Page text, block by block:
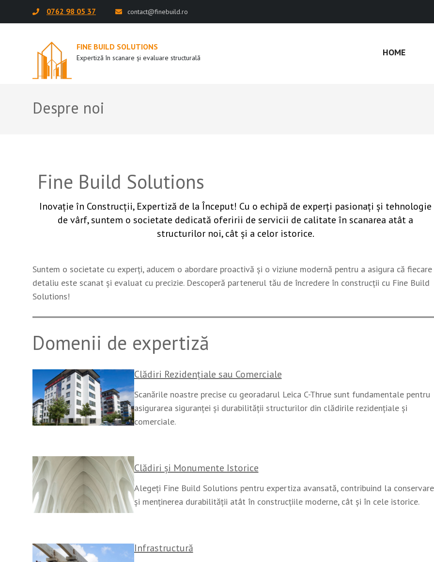
0762 98 05 37 contact@finebuild.ro
FINE BUILD SOLUTIONS
Expertiză în scanare și evaluare structurală HOME
Despre noi
Fine Build Solutions
Inovație în Construcții, Expertiză de la Început! Cu o echipă de experți pasionați și tehnologie
de vârf, suntem o societate dedicată oferirii de servicii de calitate în scanarea atât a
structurilor noi, cât și a celor istorice.
Suntem o societate cu experți, aducem o abordare proactivă și o viziune modernă pentru a asigura că fiecare
detaliu este scanat și evaluat cu precizie. Descoperă partenerul tău de încredere în construcții cu Fine Build
Solutions!
Domenii de expertiză
Clădiri Rezidențiale sau Comerciale
Scanările noastre precise cu georadarul Leica C-Thrue sunt fundamentale pentru
asigurarea siguranței și durabilității structurilor din clădirile rezidențiale și
comerciale.
Clădiri și Monumente Istorice
Alegeți Fine Build Solutions pentru expertiza avansată, contribuind la
și menținerea durabilității atât în construcțiile moderne, cât și în cele istorice.
Infrastructură